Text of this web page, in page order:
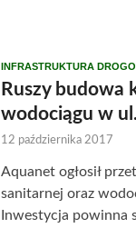
INFRASTRUKTURA
Ruszy budowa
wodociągu w
12 października 2017
Aquanet ogłosił
sanitarnej oraz
Inwestycja powinna